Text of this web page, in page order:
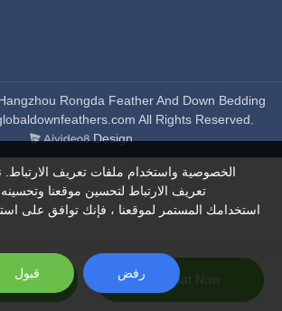
Rongda Feather And Down Bedding
All Rights Reserved.
Design
Chat Now
الخصوصية واستخدام ملفات تعريف
تعريف الارتباط لتحسين موقعنا
استخدامك المستمر لموقعنا ، فإنك توافق على
قبول رفض